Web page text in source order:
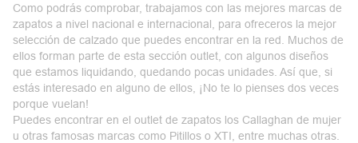
Como podrás comprobar, trabajamos con las mejores marcas de
zapatos a nivel nacional e internacional, para ofreceros la mejor
selección de calzado que puedes encontrar en la red. Muchos de
ellos forman parte de esta sección outlet, con algunos diseños
que estamos liquidando, quedando pocas unidades. Así que, si
estás interesado en alguno de ellos, ¡No te lo pienses dos veces
porque vuelan!
Puedes encontrar en el outlet de zapatos los Callaghan de mujer
u otras famosas marcas como Pitillos o XTI, entre muchas otras.